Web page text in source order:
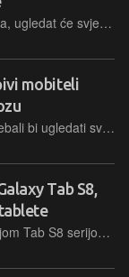
Galaxy S23, S23+ i S23 Ultra, ugledat će svjetlo dana na Samsungovom Unpacked događaju u veljači sljedeće godine
mobiteli
Galaxy Z Flip 4 i Z Fold 4 trebali bi ugledati svjetlo dana 10. kolovoza na Samsungovom velikom Unpacked događanju. Pretpostavlja se da će u prodaju krenuti već dva tjedna nakon predstavljanja
Tab S8,
Južnokorejska tvrtka sa svojom Tab S8 serijom želi postaviti novu razinu za Android tablete, a s Ultra modelom izravno konkurirati Appleovom iPadu Pro s M1 procesorom